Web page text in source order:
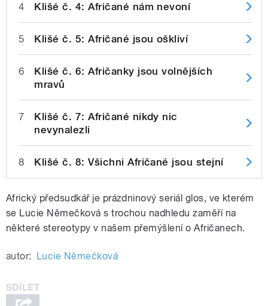
4 Klišé č. 4: Afričané nám nevoní
5 Klišé č. 5: Afričané jsou oškliví
6
Klišé č. 6: Afričanky jsou volnějších
mravů
7
Klišé č. 7: Afričané nikdy nic
nevynalezli
8 Klišé č. 8: Všichni Afričané jsou stejní
Africký předsudkář je prázdninový seriál glos, ve kterém
se Lucie Němečková s trochou nadhledu zaměří na
některé stereotypy v našem přemýšlení o Afričanech.
autor: Lucie Němečková